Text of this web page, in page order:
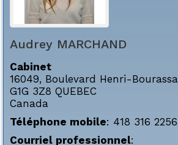
Audrey MARCHAND
Cabinet
16049, Boulevard Henri-Bourassa
G1G 3Z8 QUEBEC
Canada
Téléphone mobile: 418 316 2256
Courriel professionnel: